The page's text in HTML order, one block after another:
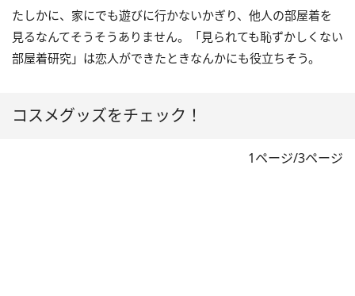
たしかに、家にでも遊びに行かないかぎり、他人の部屋着を
見るなんてそうそうありません。「見られても恥ずかしくない
部屋着研究」は恋人ができたときなんかにも役立ちそう。
コスメグッズをチェック！
1ページ/3ページ